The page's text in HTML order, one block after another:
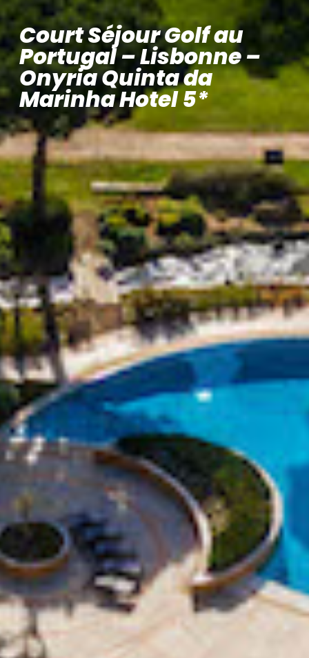
Court Séjour Golf au
Portugal – Lisbonne –
Onyria Quinta da
Marinha Hotel 5*